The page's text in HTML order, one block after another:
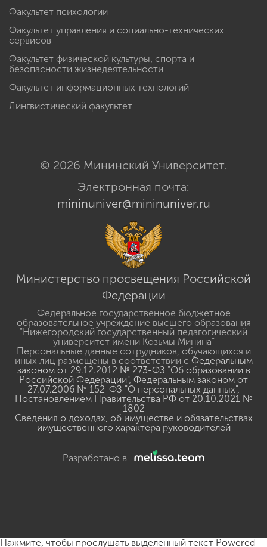
Факультет психологии
Факультет управления и социально-технических
сервисов
Факультет физической культуры, спорта и
безопасности жизнедеятельности
Факультет информационных технологий
Лингвистический факультет
© 2026 Мининский Университет.
Электронная почта:
mininuniver@mininuniver.ru
Министерство просвещения Российской
Федерации
Федеральное государственное бюджетное
образовательное учреждение высшего образования
"Нижегородский государственный педагогический
университет имени Козьмы Минина"
Персональные данные сотрудников, обучающихся и
иных лиц размещены в соответствии с Федеральным
законом от 29.12.2012 № 273-ФЗ "Об образовании в
Российской Федерации", Федеральным законом от
27.07.2006 № 152-ФЗ "О персональных данных",
Постановлением Правительства РФ от 20.10.2021 №
1802
Сведения о доходах, об имуществе и обязательствах
имущественного характера руководителей
Разработано в
Нажмите, чтобы прослушать выделенный текст Powered